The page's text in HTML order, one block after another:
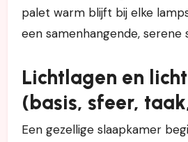
palet warm blijft bij elke
een samenhangende, serene
Lichtlagen en
(basis, sfeer,
Een gezellige slaapkamer